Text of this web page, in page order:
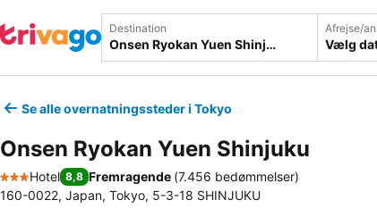
Destination Afrejse/
Vælg
Se alle overnatningssteder i Tokyo
Onsen Ryokan Yuen Shinjuku
3 Stjerner
Hotel 8,8 Fremragende (7.456 bedømmelser)
160-0022, Japan, Tokyo, 5-3-18 SHINJUKU